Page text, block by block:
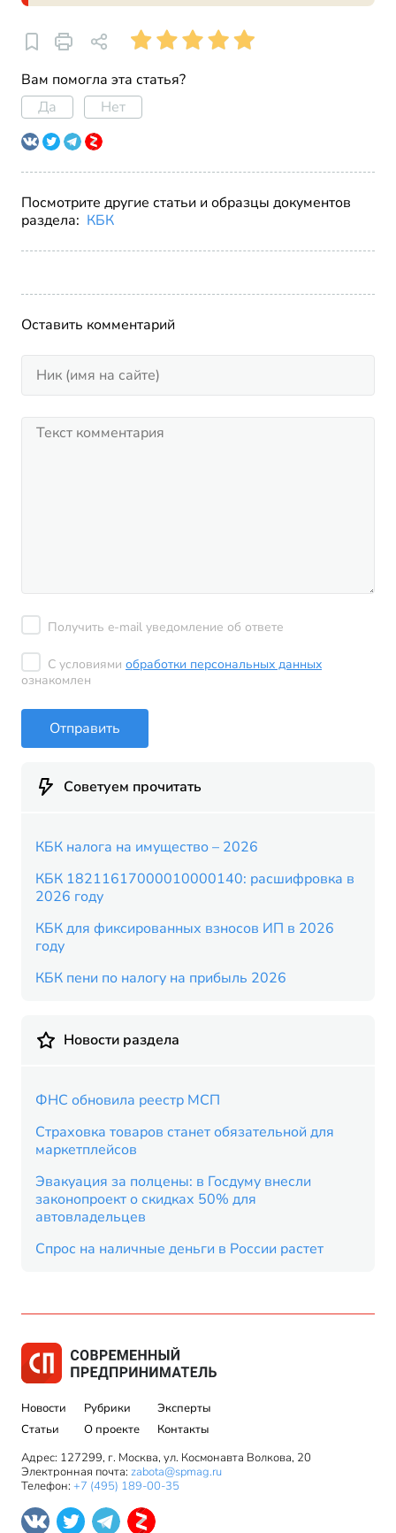
Вам помогла эта статья?
Да
Нет
Посмотрите другие статьи и образцы документов
раздела: КБК
Оставить комментарий
Получить e-mail уведомление об ответе
С условиями обработки персональных данных
ознакомлен
Отправить
Советуем прочитать
КБК налога на имущество – 2026
КБК 18211617000010000140: расшифровка в
2026 году
КБК для фиксированных взносов ИП в 2026
году
КБК пени по налогу на прибыль 2026
Новости раздела
ФНС обновила реестр МСП
Страховка товаров станет обязательной для
маркетплейсов
Эвакуация за полцены: в Госдуму внесли
законопроект о скидках 50% для
автовладельцев
Спрос на наличные деньги в России растет
Новости
Статьи
Рубрики
О проекте
Эксперты
Контакты
Адрес: 127299, г. Москва, ул. Космонавта Волкова, 20
Электронная почта: zabota@spmag.ru
Телефон: +7 (495) 189-00-35